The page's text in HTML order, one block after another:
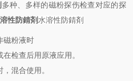
多种、多样的磁粉探伤检查对应的探
性防錆剤 水溶性防錆剤
磁粉液时
检查后用原液应用。
混合使用。